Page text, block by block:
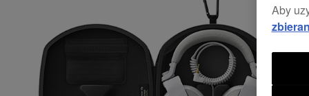
Aby